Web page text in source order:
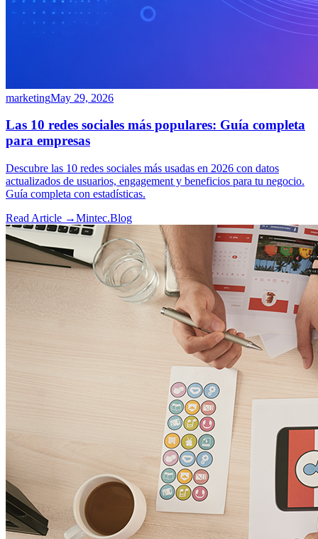
marketingMay 29, 2026
Las 10 redes sociales más populares: Guía completa
para empresas
Descubre las 10 redes sociales más usadas en 2026 con datos
actualizados de usuarios, engagement y beneficios para tu negocio.
Guía completa con estadísticas.
Read Article →Mintec.Blog